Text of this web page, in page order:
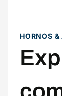
HORNOS &